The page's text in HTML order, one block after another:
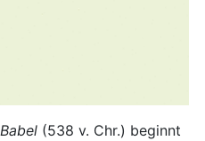
Babel (538 v. Chr.) beginnt